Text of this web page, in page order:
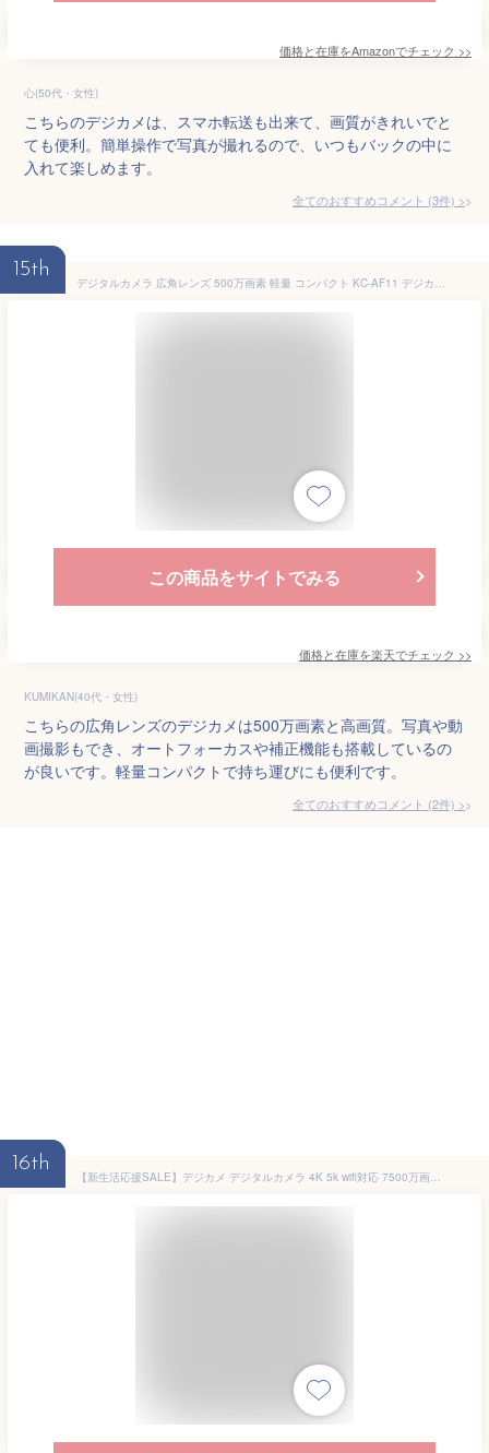
価格と在庫をAmazonでチェック >>
心(50代・女性)
こちらのデジカメは、スマホ転送も出来て、画質がきれいでと
ても便利。簡単操作で写真が撮れるので、いつもバックの中に
入れて楽しめます。
全てのおすすめコメント (3件) >
15th
デジタルカメラ 広角レンズ 500万画素 軽量 コンパクト KC-AF11 デジカメ 写真 動画 WEBカメラ オートフォーカス 手ブレ軽減 8倍デジタルズーム ケンコー KENKO 【送料無料】
この商品をサイトでみる
価格と在庫を楽天でチェック >>
KUMIKAN(40代・女性)
こちらの広角レンズのデジカメは500万画素と高画質。写真や動
画撮影もでき、オートフォーカスや補正機能も搭載しているの
が良いです。軽量コンパクトで持ち運びにも便利です。
全てのおすすめコメント (2件) >
16th
【新生活応援SALE】デジカメ デジタルカメラ 4K 5k wifi対応 7500万画素 安い 小型 18倍ズーム 3.0インチ 大画面 180°回転 動画撮影 オートフォーカス AF機能 手ブレ補正 携帯便利 ビデオカメラ 日本語 カメラ 初心者 卒業修学旅行 子供学生ギフト コンパクトデジタルカメラ